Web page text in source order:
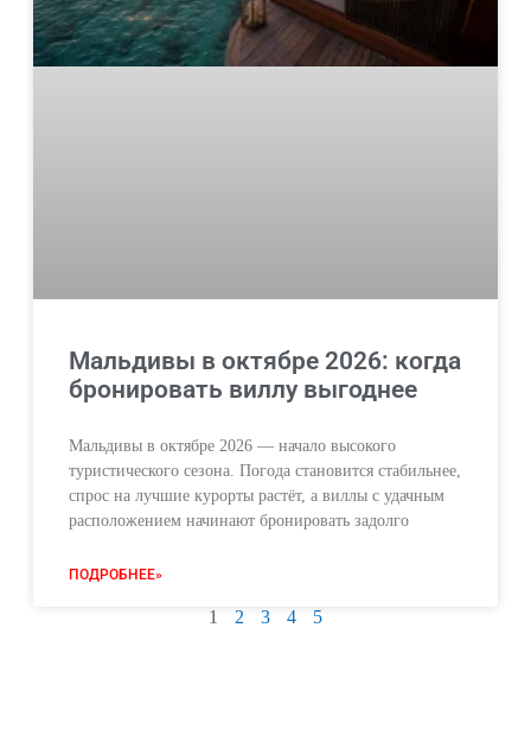
Мальдивы в октябре 2026: когда
бронировать виллу выгоднее
Мальдивы в октябре 2026 — начало высокого
туристического сезона. Погода становится стабильнее,
спрос на лучшие курорты растёт, а виллы с удачным
расположением начинают бронировать задолго
ПОДРОБНЕЕ»
1 2 3 4 5